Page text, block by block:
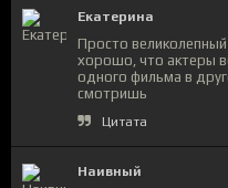
Екатерина
Просто
хорошо, что актеры
одного фильма в
смотришь
Цитата
Наивный